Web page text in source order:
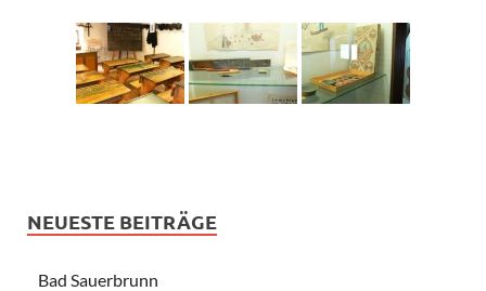
NEUESTE BEITRÄGE
Bad Sauerbrunn